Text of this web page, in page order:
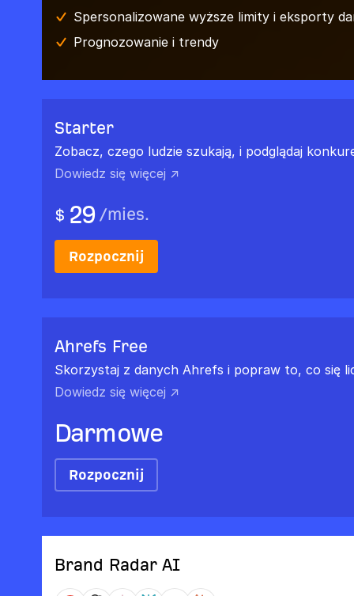
Spersonalizowane wyższe limity i eksporty
Prognozowanie i trendy
Starter
Zobacz, czego ludzie szukają, i podglądaj
Dowiedz się więcej ↗
$ 29 /mies.
Rozpocznij
Ahrefs Free
Skorzystaj z danych Ahrefs i popraw to, co się
Dowiedz się więcej ↗
Darmowe
Rozpocznij
Brand Radar AI